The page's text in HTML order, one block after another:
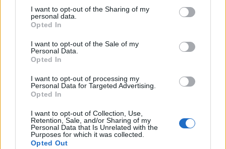
I want to opt-out of the Sharing of my
personal data.
Opted In
I want to opt-out of the Sale of my
Personal Data.
Opted In
I want to opt-out of processing my
Personal Data for Targeted Advertising.
Opted In
I want to opt-out of Collection, Use,
Retention, Sale, and/or Sharing of my
Personal Data that Is Unrelated with the
Purposes for which it was collected.
Opted Out
2
Visualizza tutti i comuni della
provincia di Mantova
Asola (222)
Bagnolo San Vito (116)